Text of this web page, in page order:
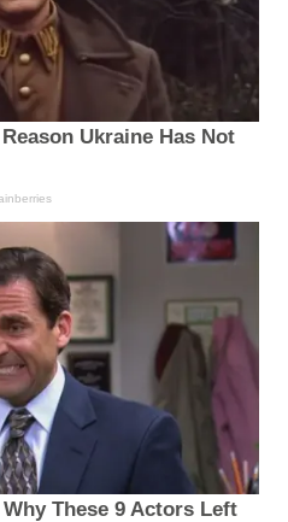
Ukraine Has Not
These 9 Actors Left